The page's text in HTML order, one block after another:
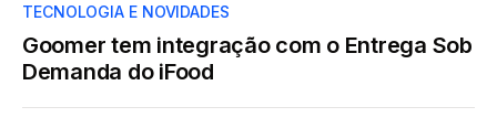
TECNOLOGIA E NOVIDADES
Goomer tem integração com o Entrega Sob
Demanda do iFood